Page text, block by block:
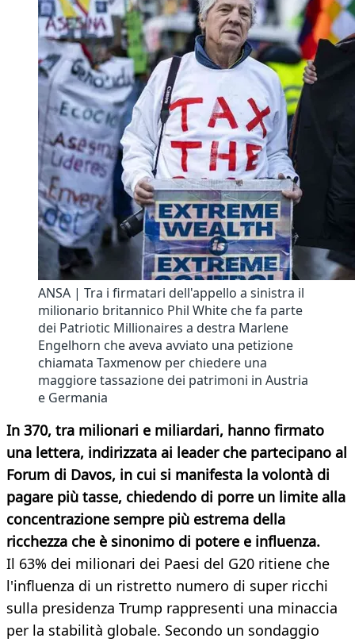
ANSA | Tra i firmatari dell'appello a sinistra il
milionario britannico Phil White che fa parte
dei Patriotic Millionaires a destra Marlene
Engelhorn che aveva avviato una petizione
chiamata Taxmenow per chiedere una
maggiore tassazione dei patrimoni in Austria
e Germania
In 370, tra milionari e miliardari, hanno firmato
una lettera, indirizzata ai leader che partecipano al
Forum di Davos, in cui si manifesta la volontà di
pagare più tasse, chiedendo di porre un limite alla
concentrazione sempre più estrema della
ricchezza che è sinonimo di potere e influenza.
Il 63% dei milionari dei Paesi del G20 ritiene che
l'influenza di un ristretto numero di super ricchi
sulla presidenza Trump rappresenti una minaccia
per la stabilità globale. Secondo un sondaggio